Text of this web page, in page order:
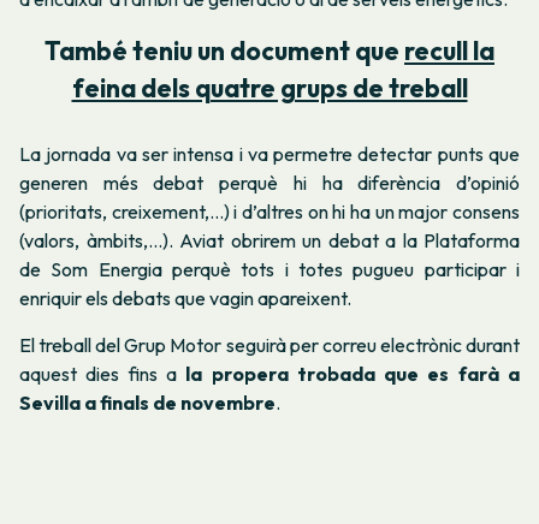
També teniu un document que recull la
feina dels quatre grups de treball
La jornada va ser intensa i va permetre detectar punts que
generen més debat perquè hi ha diferència d’opinió
(prioritats, creixement,...) i d’altres on hi ha un major consens
(valors, àmbits,...). Aviat obrirem un debat a la Plataforma
de Som Energia perquè tots i totes pugueu participar i
enriquir els debats que vagin apareixent.
El treball del Grup Motor seguirà per correu electrònic durant
aquest dies fins a la propera trobada que es farà a
Sevilla a finals de novembre.